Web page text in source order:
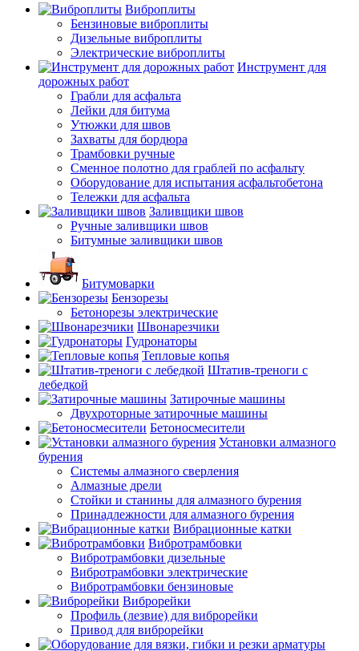
Виброплиты
Бензиновые виброплиты
Дизельные виброплиты
Электрические виброплиты
Инструмент для
дорожных работ
Грабли для асфальта
Лейки для битума
Утюжки для швов
Захваты для бордюра
Трамбовки ручные
Сменное полотно для граблей по асфальту
Оборудование для испытания асфальтобетона
Тележки для асфальта
Заливщики швов
Ручные заливщики швов
Битумные заливщики швов
Битумоварки
Бензорезы
Бетонорезы электрические
Швонарезчики
Гудронаторы
Тепловые копья
Штатив-треноги с
лебедкой
Затирочные машины
Двухроторные затирочные машины
Бетоносмесители
Установки алмазного
бурения
Системы алмазного сверления
Алмазные дрели
Стойки и станины для алмазного бурения
Принадлежности для алмазного бурения
Вибрационные катки
Вибротрамбовки
Вибротрамбовки дизельные
Вибротрамбовки электрические
Вибротрамбовки бензиновые
Виброрейки
Профиль (лезвие) для виброрейки
Привод для виброрейки